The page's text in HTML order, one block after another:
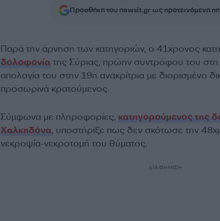
Προσθήκη του newsit.gr ως προτεινόμενη
Παρά την άρνηση των κατηγοριών, ο 41χρονος
δολοφονίατης Σύριας, πρώην συντρόφου του στη
απολογία του στην 19η ανακρίτρια με διορισμένο
προσωρινά κρατούμενος.
Σύμφωνα με πληροφορίες, κατηγορούμενος της
Χαλκηδόνα, υποστήριξε πως δεν σκότωσε την
νεκροψία-νεκροτομή του θύματος.
ΔΙΑΦΗΜΙΣΗ